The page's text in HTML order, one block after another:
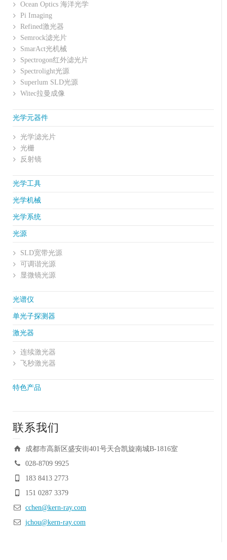
Ocean Optics 海洋光学
Pi Imaging
Refined激光器
Semrock滤光片
SmarAct光机械
Spectrogon红外滤光片
Spectrolight光源
Superlum SLD光源
Witec拉曼成像
光学元器件
光学滤光片
光栅
反射镜
光学工具
光学机械
光学系统
光源
SLD宽带光源
可调谐光源
显微镜光源
光谱仪
单光子探测器
激光器
连续激光器
飞秒激光器
特色产品
联系我们
成都市高新区盛安街401号天合凯旋南城B-1816室
028-8709 9925
183 8413 2773
151 0287 3379
cchen@kern-ray.com
jchou@kern-ray.com